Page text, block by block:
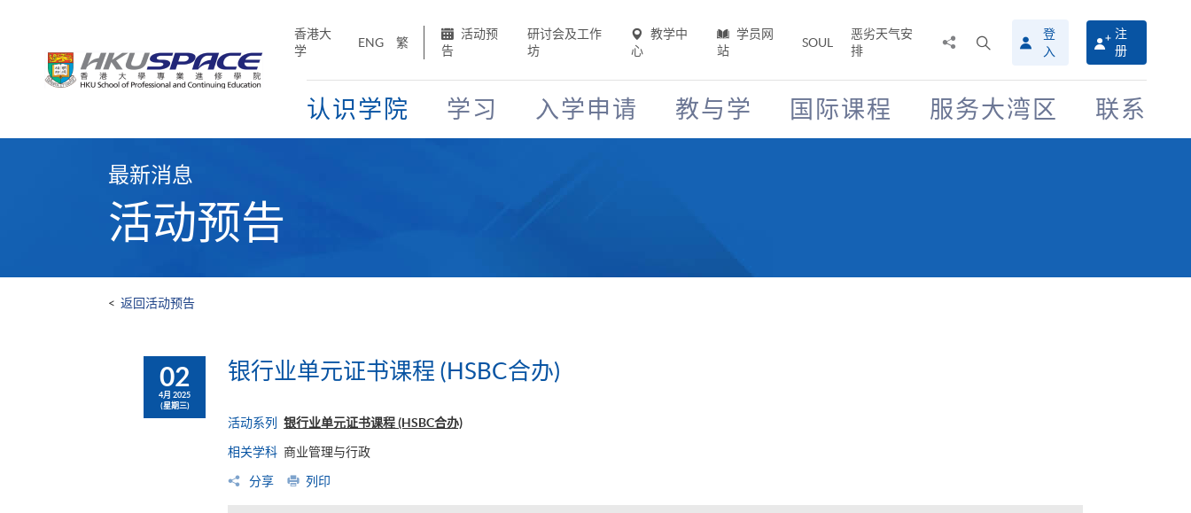
香港大
学
ENG 繁
活动预
告
研讨会及工作
坊
教学中
心
学员网
站
SOUL
恶劣天气安
排
搜
寻
介
面
登
入
注
册
认识学院 学习 入学申请 教与学 国际课程 服务大湾区 联系
最新消息
活动预告
< 返回活动预告
02
4月 2025
(星期三)
银行业单元证书课程 (HSBC合办)
活动系列 银行业单元证书课程 (HSBC合办)
相关学科 商业管理与行政
分享 列印